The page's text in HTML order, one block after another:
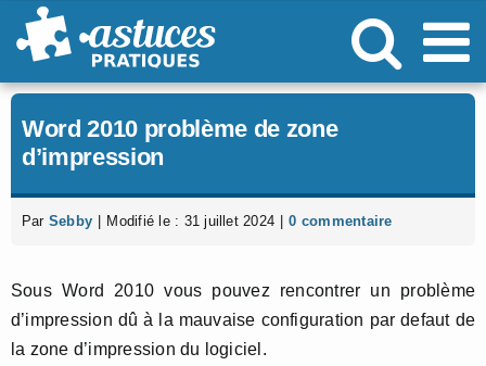
Passer
au
Word 2010 problème de zone
d’impression
Par Sebby Modifié le : 31 juillet 2024 0 commentaire
Sous Word 2010 vous pouvez rencontrer un problème
d’impression dû à la mauvaise configuration par defaut de
la zone d’impression du logiciel.